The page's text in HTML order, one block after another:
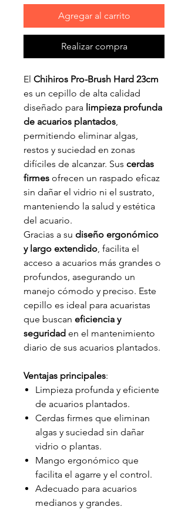
Agregar al carrito
Realizar compra
El Chihiros Pro-Brush Hard 23cm
es un cepillo de alta calidad
diseñado para limpieza profunda
de acuarios plantados,
permitiendo eliminar algas,
restos y suciedad en zonas
difíciles de alcanzar. Sus cerdas
firmes ofrecen un raspado eficaz
sin dañar el vidrio ni el sustrato,
manteniendo la salud y estética
del acuario.
Gracias a su diseño ergonómico
y largo extendido, facilita el
acceso a acuarios más grandes o
profundos, asegurando un
manejo cómodo y preciso. Este
cepillo es ideal para acuaristas
que buscan eficiencia y
seguridad en el mantenimiento
diario de sus acuarios plantados.
Ventajas principales:
Limpieza profunda y eficiente
de acuarios plantados.
Cerdas firmes que eliminan
algas y suciedad sin dañar
vidrio o plantas.
Mango ergonómico que
facilita el agarre y el control.
Adecuado para acuarios
medianos y grandes.